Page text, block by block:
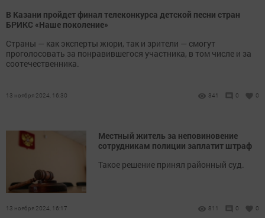
В Казани пройдет финал телеконкурса детской песни стран
БРИКС «Наше поколение»
Страны — как эксперты жюри, так и зрители — смогут
проголосовать за понравившегося участника, в том числе и за
соотечественника.
13 ноября 2024, 16:30 341 0 0
Местный житель за неповиновение
сотрудникам полиции заплатит штраф
Такое решение принял районный суд.
13 ноября 2024, 16:17 811 0 0